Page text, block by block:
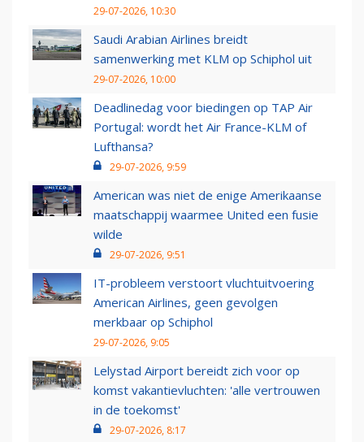
29-07-2026, 10:30
Saudi Arabian Airlines breidt
samenwerking met KLM op Schiphol uit
29-07-2026, 10:00
Deadlinedag voor biedingen op TAP Air
Portugal: wordt het Air France-KLM of
Lufthansa?
29-07-2026, 9:59
American was niet de enige Amerikaanse
maatschappij waarmee United een fusie
wilde
29-07-2026, 9:51
IT-probleem verstoort vluchtuitvoering
American Airlines, geen gevolgen
merkbaar op Schiphol
29-07-2026, 9:05
Lelystad Airport bereidt zich voor op
komst vakantievluchten: 'alle vertrouwen
in de toekomst'
29-07-2026, 8:17